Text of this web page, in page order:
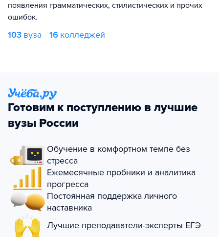
появления грамматических, стилистических и прочих
ошибок.
103 вуза 16 колледжей
Готовим к поступлению в лучшие
вузы России
Обучение в комфортном темпе без
стресса
Ежемесячные пробники и аналитика
прогресса
Постоянная поддержка личного
наставника
Лучшие преподаватели-эксперты ЕГЭ